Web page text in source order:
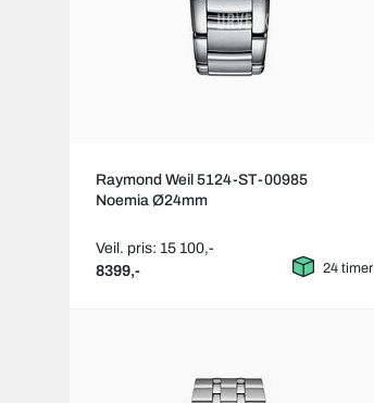
Raymond Weil 5124-ST-00985
Noemia Ø24mm
Veil. pris: 15 100,-
8399,- 24 timer